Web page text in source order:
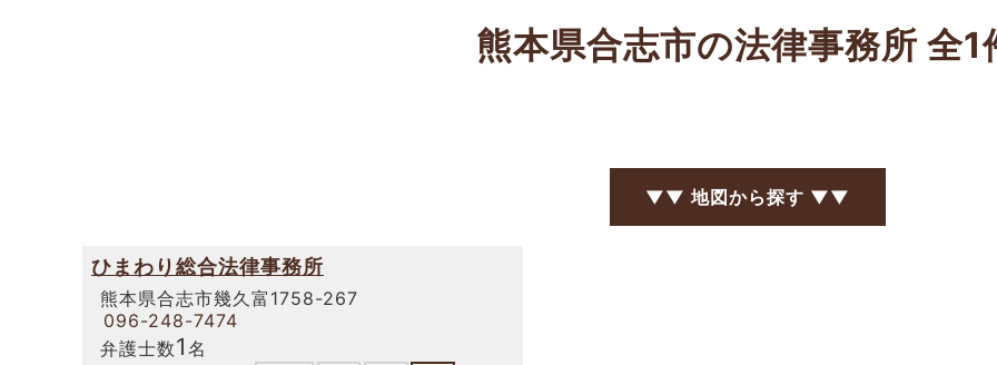
熊本県合志市の法律事務所 全1
▼▼ 地図から探す ▼▼
ひまわり総合法律事務所
熊本県合志市幾久富1758-267
096-248-7474
弁護士数1 名